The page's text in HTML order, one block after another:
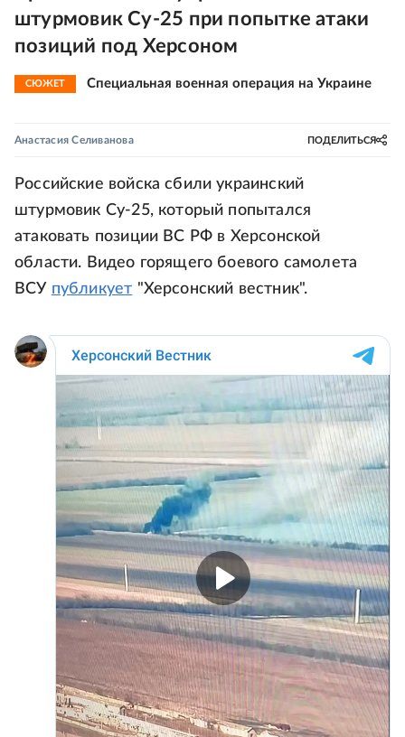
штурмовик Су-25 при попытке атаки
позиций под Херсоном
СЮЖЕТ Специальная военная операция на Украине
Анастасия Селиванова ПОДЕЛИТЬСЯ
Российские войска сбили украинский
штурмовик Су-25, который попытался
атаковать позиции ВС РФ в Херсонской
области. Видео горящего боевого самолета
ВСУ публикует "Херсонский вестник".